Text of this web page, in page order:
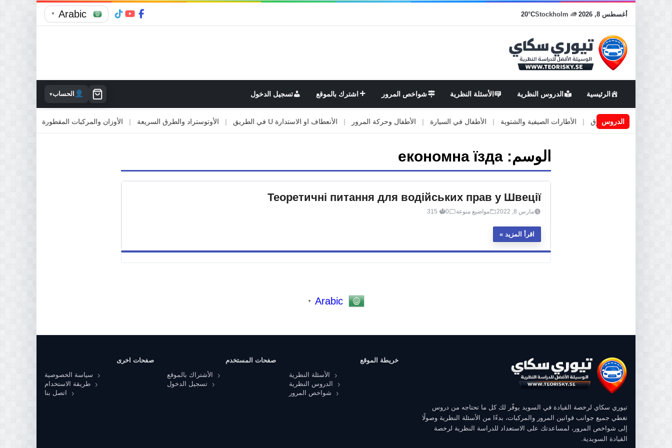
أغسطس 8, 2026 Stockholm
20°C
Arabic
▼
الرئيسية الدروس النظرية الأسئلة النظرية شواخص المرور اشترك بالموقع تسجيل الدخول الحساب▾
الدروس
اعمال او صيانة الطرق | الأطارات الصيفية والشتوية | الأطفال في السيارة | الأطفال وحركة المرور | الأنعطاف او الاستدارة U في الطريق | الأوتوستراد والطرق السريعة | الأوزان والمركبات المقطورة | الاصطدام
الوسم: економна їзда
Теоретичні питання для водійських прав у Швеції
مارس 8, 2022 مواضيع منوعة 0
315
اقرأ المزيد
Arabic
▼
تيوري سكاي لرخصة القيادة في السويد يوفّر لك كل ما تحتاجه من دروس
تغطي جميع جوانب قوانين المرور والمركبات، بدءًا من الأسئلة النظرية وصولًا
إلى شواخص المرور، لمساعدتك على الاستعداد للدراسة النظرية لرخصة
القيادة السويدية.
خريطة الموقع
الأسئلة النظرية
الدروس النظرية
شواخص المرور
صفحات المستخدم
الأشتراك بالموقع
تسجيل الدخول
صفحات اخرى
سياسة الخصوصية
طريقة الاستخدام
اتصل بنا